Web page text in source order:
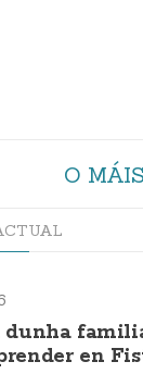
O MÁIS
dunha
en